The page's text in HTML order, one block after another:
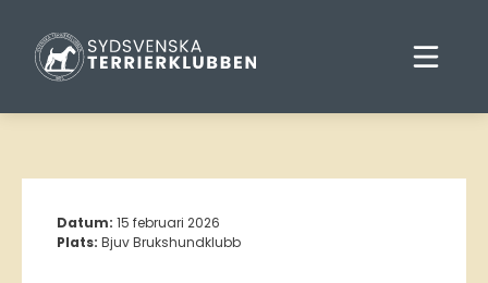
Datum: 15 februari 2026
Plats: Bjuv Brukshundklubb